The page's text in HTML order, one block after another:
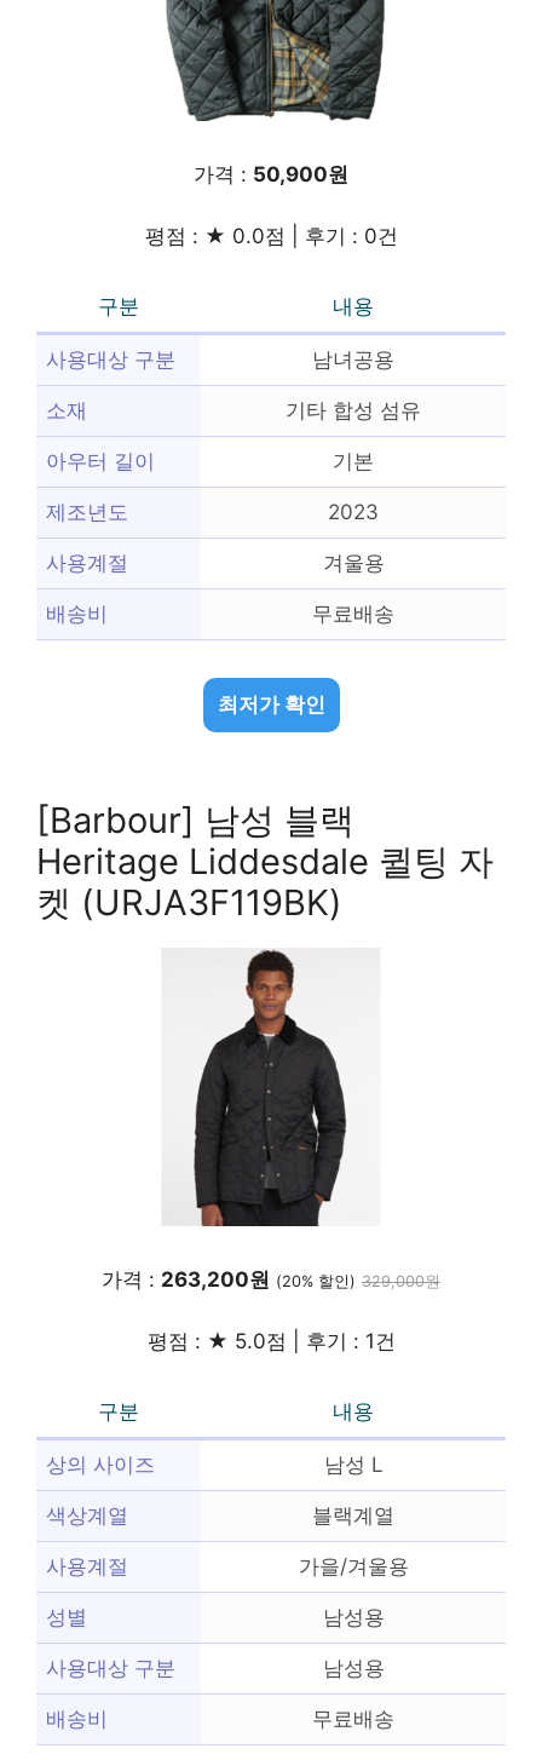
가격 : 50,900원
평점 : ★ 0.0점 | 후기 : 0건
구분 내용
사용대상 구분 남녀공용
소재 기타 합성 섬유
아우터 길이 기본
제조년도 2023
사용계절 겨울용
배송비 무료배송
최저가 확인
[Barbour] 남성 블랙
Heritage Liddesdale 퀼팅 자
켓 (URJA3F119BK)
가격 : 263,200원 (20% 할인) 329,000원
평점 : ★ 5.0점 | 후기 : 1건
구분 내용
상의 사이즈 남성 L
색상계열 블랙계열
사용계절 가을/겨울용
성별 남성용
사용대상 구분 남성용
배송비 무료배송